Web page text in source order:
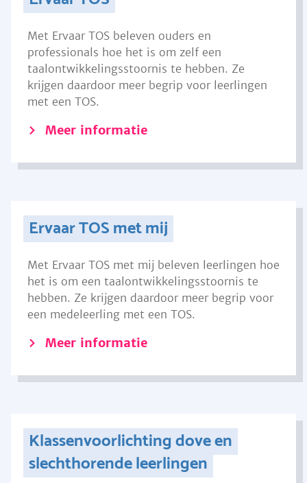
Met Ervaar TOS beleven ouders en
professionals hoe het is om zelf een
taalontwikkelingsstoornis te hebben. Ze
krijgen daardoor meer begrip voor leerlingen
met een TOS.
Meer informatie
Ervaar TOS met mij
Met Ervaar TOS met mij beleven leerlingen hoe
het is om een taalontwikkelingsstoornis te
hebben. Ze krijgen daardoor meer begrip voor
een medeleerling met een TOS.
Meer informatie
Klassenvoorlichting dove en
slechthorende leerlingen